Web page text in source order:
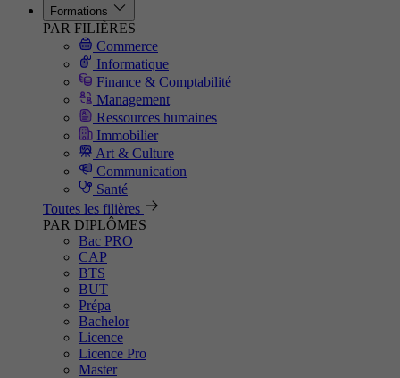
Formations
PAR FILIÈRES
Commerce
Informatique
Finance & Comptabilité
Management
Ressources humaines
Immobilier
Art & Culture
Communication
Santé
Toutes les filières
PAR DIPLÔMES
Bac PRO
CAP
BTS
BUT
Prépa
Bachelor
Licence
Licence Pro
Master